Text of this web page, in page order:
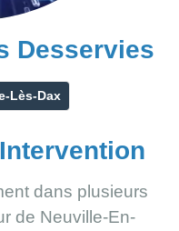
Desservies
Lès-Dax
dans plusieurs
de Neuville-En-